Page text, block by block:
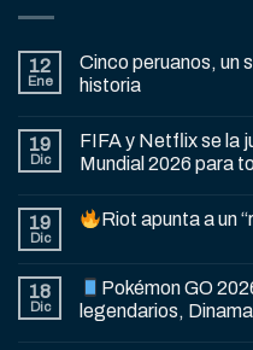
12
Ene
Cinco peruanos, un
historia
19
Dic
FIFA y Netflix se la
Mundial 2026 para
19
Dic
Riot apunta a un
18
Dic
Pokémon GO
legendarios,